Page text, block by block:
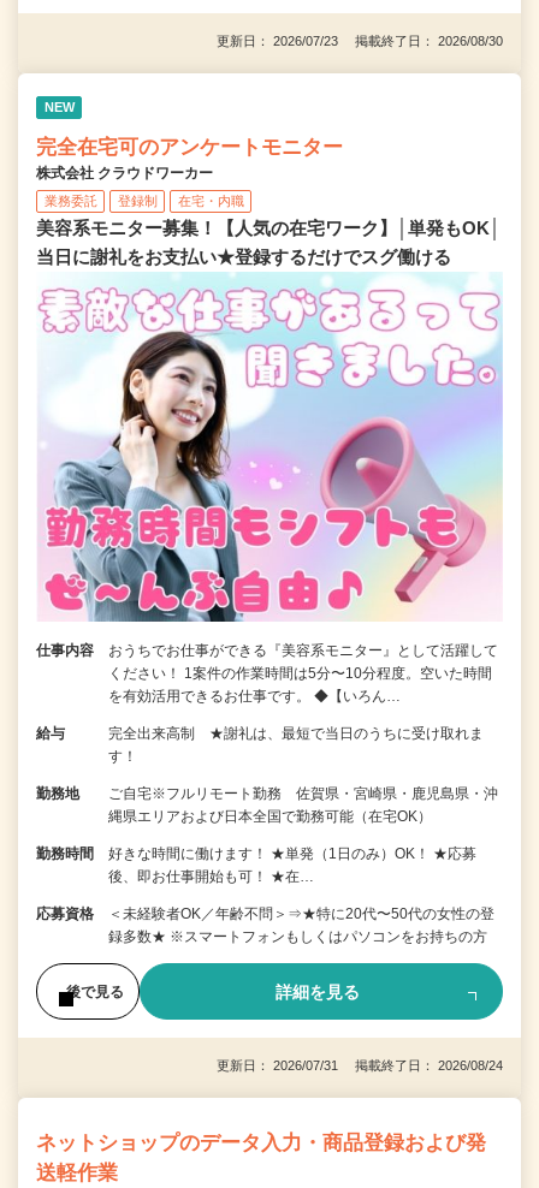
更新日： 2026/07/23 掲載終了日： 2026/08/30
NEW
完全在宅可のアンケートモニター
株式会社 クラウドワーカー
業務委託 登録制 在宅・内職
美容系モニター募集！【人気の在宅ワーク】│単発もOK│
当日に謝礼をお支払い★登録するだけでスグ働ける
仕事内容
おうちでお仕事ができる『美容系モニター』として活躍して
ください！ 1案件の作業時間は5分〜10分程度。空いた時間
を有効活用できるお仕事です。 ◆【いろん…
給与
完全出来高制 ★謝礼は、最短で当日のうちに受け取れま
す！
勤務地
ご自宅※フルリモート勤務 佐賀県・宮崎県・鹿児島県・沖
縄県エリアおよび日本全国で勤務可能（在宅OK）
勤務時間
好きな時間に働けます！ ★単発（1日のみ）OK！ ★応募
後、即お仕事開始も可！ ★在…
応募資格
＜未経験者OK／年齢不問＞⇒★特に20代〜50代の女性の登
録多数★ ※スマートフォンもしくはパソコンをお持ちの方
後で見る 詳細を見る
更新日： 2026/07/31 掲載終了日： 2026/08/24
ネットショップのデータ入力・商品登録および発
送軽作業